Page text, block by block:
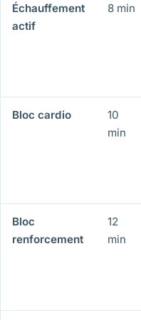
Échauffement
actif
8 min
Bloc cardio
10
min
Bloc
renforcement
12
min